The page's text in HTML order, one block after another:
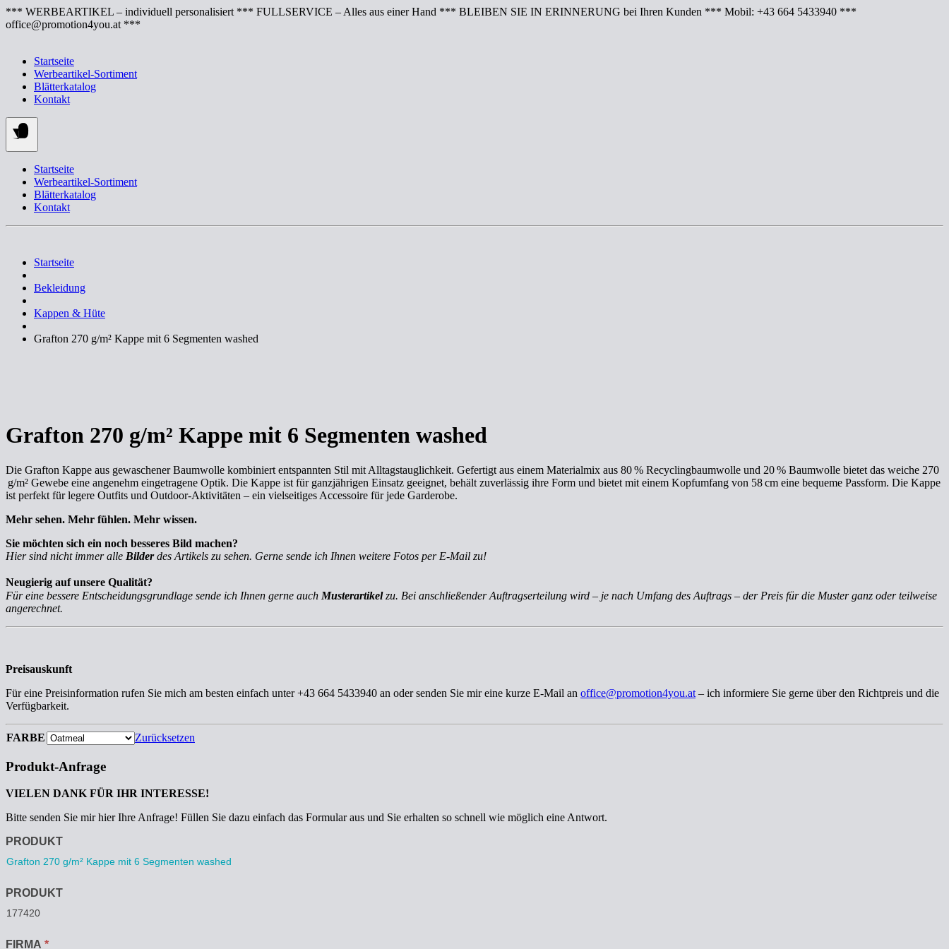
Springe
zum
*** WERBEARTIKEL – individuell personalisiert *** FULLSERVICE – Alles aus einer Hand *** BLEIBEN SIE IN ERINNERUNG bei Ihren Kunden *** Mobil: +43 664 5433940 ***
office@promotion4you.at ***
Startseite
Werbeartikel-Sortiment
Blätterkatalog
Kontakt
Startseite
Werbeartikel-Sortiment
Blätterkatalog
Kontakt
Startseite
Bekleidung
Kappen & Hüte
Grafton 270 g/m² Kappe mit 6 Segmenten washed
Grafton 270 g/m² Kappe mit 6 Segmenten washed
Die Grafton Kappe aus gewaschener Baumwolle kombiniert entspannten Stil mit Alltagstauglichkeit. Gefertigt aus einem Materialmix aus 80 % Recyclingbaumwolle und 20 % Baumwolle bietet das weiche 270
g/m² Gewebe eine angenehm eingetragene Optik. Die Kappe ist für ganzjährigen Einsatz geeignet, behält zuverlässig ihre Form und bietet mit einem Kopfumfang von 58 cm eine bequeme Passform. Die Kappe
ist perfekt für legere Outfits und Outdoor-Aktivitäten – ein vielseitiges Accessoire für jede Garderobe.
Mehr sehen. Mehr fühlen. Mehr wissen.
Sie möchten sich ein noch besseres Bild machen?
Hier sind nicht immer alle Bilderdes Artikels zu sehen. Gerne sende ich Ihnen weitere Fotos per E-Mail zu!
Neugierig auf unsere Qualität?
Für eine bessere Entscheidungsgrundlage sende ich Ihnen gerne auch Musterartikelzu. Bei anschließender Auftragserteilung wird – je nach Umfang des Auftrags – der Preis für die Muster ganz oder teilweise
angerechnet.
Preisauskunft
Für eine Preisinformation rufen Sie mich am besten einfach unter +43 664 5433940 an oder senden Sie mir eine kurze E-Mail an office@promotion4you.at – ich informiere Sie gerne über den Richtpreis und die
Verfügbarkeit.
FARBE Zurücksetzen
Produkt-Anfrage
VIELEN DANK FÜR IHR INTERESSE!
Bitte senden Sie mir hier Ihre Anfrage! Füllen Sie dazu einfach das Formular aus und Sie erhalten so schnell wie möglich eine Antwort.
Anfrage
PRODUKT
PRODUKT
FIRMA *